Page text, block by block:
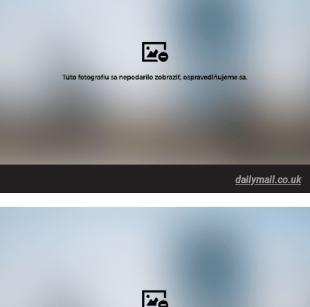
dailymail.co.uk